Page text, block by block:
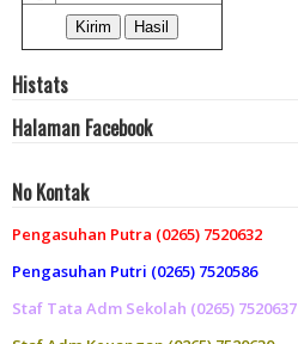
Histats
Halaman Facebook
No Kontak
Pengasuhan Putra (0265) 7520632
Pengasuhan Putri (0265) 7520586
Staf Tata Adm Sekolah (0265) 7520637